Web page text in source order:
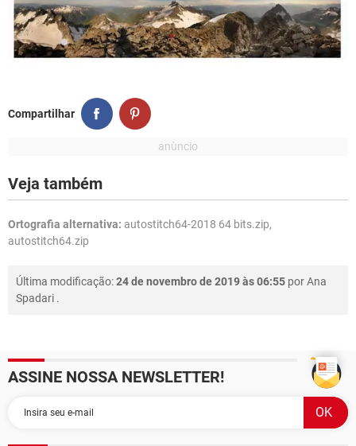
Compartilhar
Veja também
Ortografia alternativa: autostitch64-2018 64 bits.zip,
autostitch64.zip
Última modificação:24 de novembro de 2019 às 06:55 porAna
Spadari .
ASSINE NOSSA NEWSLETTER!